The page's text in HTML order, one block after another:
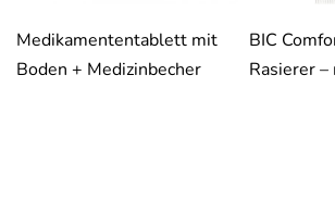
Medikamententablett mit
Boden + Medizinbecher
BIC
Rasierer